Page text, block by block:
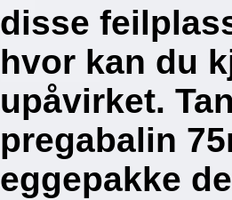
disse
hvor kan du
upåvirket.
pregabalin
eggepakke